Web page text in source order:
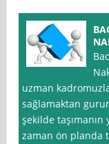
uzman
sağlamaktan gurur
şekilde
zaman ön planda